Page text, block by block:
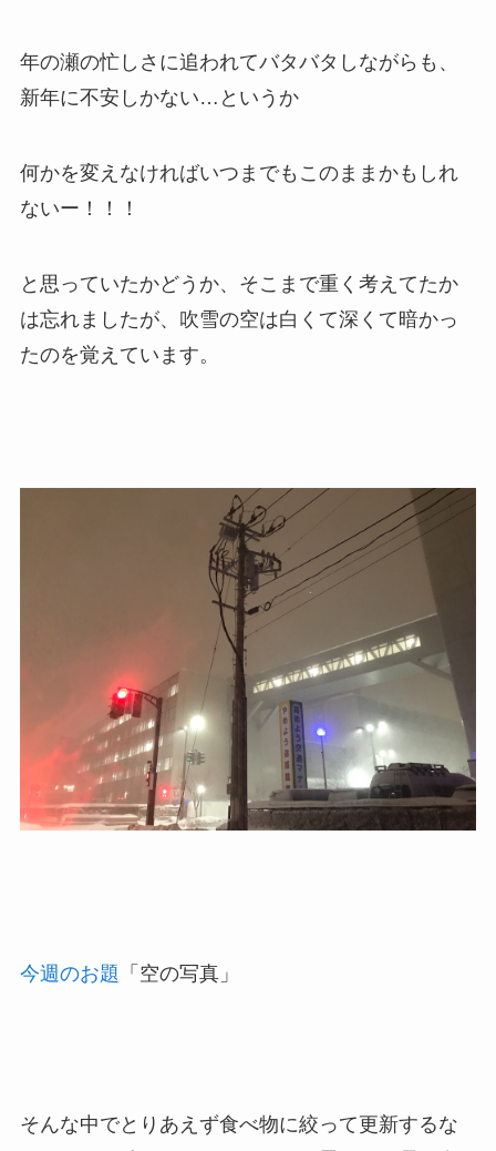
年の瀬の忙しさに追われてバタバタしながらも、
新年に不安しかない…というか
何かを変えなければいつまでもこのままかもしれ
ないー！！！
と思っていたかどうか、そこまで重く考えてたか
は忘れましたが、吹雪の空は白くて深くて暗かっ
たのを覚えています。
今週のお題 「空の写真」
そんな中でとりあえず食べ物に絞って更新するな